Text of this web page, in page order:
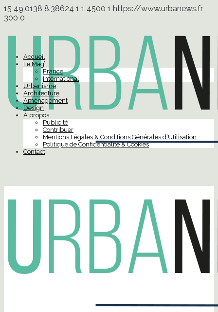
15 49.0138 8.38624 1 1 4500 1 https://www.urbanews.fr
300 0
Accueil
Le Mag’
France
International
Urbanisme
Architecture
Aménagement
Design
À propos
Publicité
Contribuer
Mentions Légales & Conditions Générales d’Utilisation
Politique de Confidentialité & Cookies
Contact